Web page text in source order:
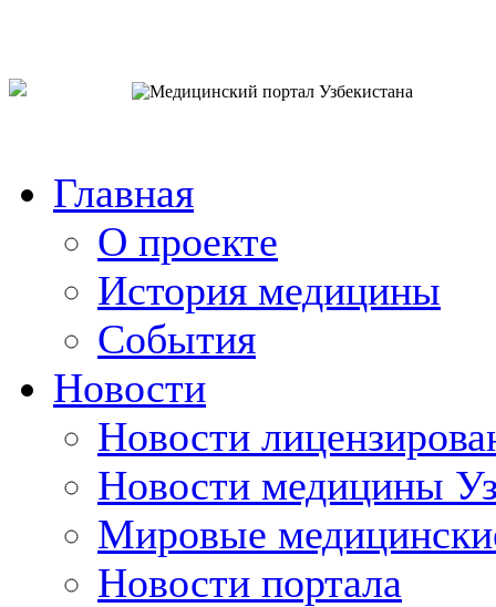
Главная
О проекте
История медицины
События
Новости
Новости
Новости медицины
Мировые
Новости портала